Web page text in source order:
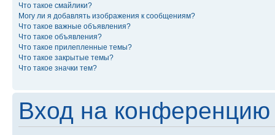
Что такое смайлики?
Могу ли я добавлять изображения к сообщениям?
Что такое важные объявления?
Что такое объявления?
Что такое прилепленные темы?
Что такое закрытые темы?
Что такое значки тем?
Вход на конференцию